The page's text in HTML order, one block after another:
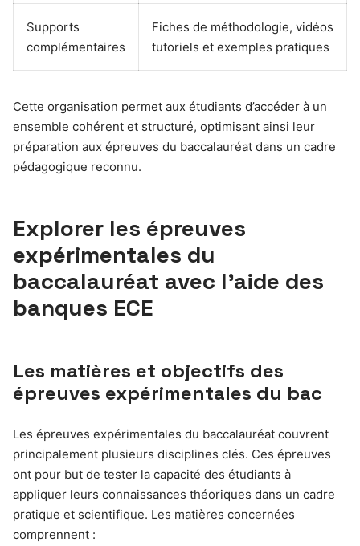
Supports
complémentaires
Fiches de méthodologie, vidéos
tutoriels et exemples pratiques
Cette organisation permet aux étudiants d’accéder à un
ensemble cohérent et structuré, optimisant ainsi leur
préparation aux épreuves du baccalauréat dans un cadre
pédagogique reconnu.
Explorer les épreuves
expérimentales du
baccalauréat avec l’aide des
banques ECE
Les matières et objectifs des
épreuves expérimentales du bac
Les épreuves expérimentales du baccalauréat couvrent
principalement plusieurs disciplines clés. Ces épreuves
ont pour but de tester la capacité des étudiants à
appliquer leurs connaissances théoriques dans un cadre
pratique et scientifique. Les matières concernées
comprennent :